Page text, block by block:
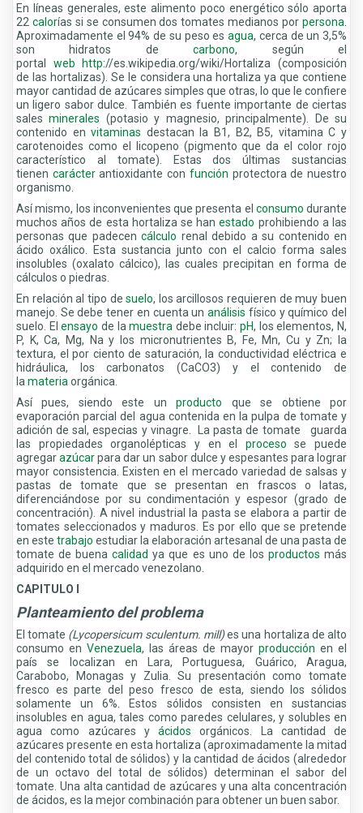
En líneas generales, este alimento poco energético sólo aporta
22 calorías si se consumen dos tomates medianos porpersona
Aproximadamente el 94% de su peso esagua, cerca de un 3,5%
son hidratos decarbono, según el
portal web http://es.wikipedia.org/wiki/Hortaliza (composición
de las hortalizas). Se le considera una hortaliza ya que contiene
mayor cantidad de azúcares simples que otras, lo que le confiere
un ligero sabor dulce. También es fuente importante de ciertas
salesminerales (potasio y magnesio, principalmente). De su
contenido envitaminas destacan la B1, B2, B5, vitamina C y
carotenoides como el licopeno (pigmento que da el color rojo
característico al tomate). Estas dos últimas sustancias
tienen carácterantioxidante con función protectora de nuestro
organismo.
Así mismo, los inconvenientes que presenta el consumo durante
muchos años de esta hortaliza se hanestado prohibiendo a las
personas que padecencálculo renal debido a su contenido en
ácido oxálico. Esta sustancia junto con el calcio forma sales
insolubles (oxalato cálcico), las cuales precipitan en forma de
cálculos o piedras.
En relación al tipo desuelo, los arcillosos requieren de muy buen
manejo. Se debe tener en cuenta unanálisis físico y químico del
suelo. Elensayo de lamuestra debe incluir:pH, los elementos, N,
P, K, Ca, Mg, Na y los micronutrientes B, Fe, Mn, Cu y Zn; la
textura, el por ciento de saturación, la conductividad eléctrica e
hidráulica, los carbonatos (CaCO3) y el contenido de
la materia orgánica.
Así pues, siendo este unproducto que se obtiene por
evaporación parcial del agua contenida en la pulpa de tomate y
adición de sal, especias y vinagre. La pasta de tomate guarda
las propiedades organolépticas y en el proceso se puede
agregarazúcarpara dar un sabor dulce y espesantes para lograr
mayor consistencia. Existen en el mercado variedad de salsas y
pastas de tomate que se presentan en frascos o latas,
diferenciándose por su condimentación y espesor (grado de
concentración). A nivel industrial la pasta se elabora a partir de
tomates seleccionados y maduros. Es por ello que se pretende
en este trabajo estudiar la elaboración artesanal de una pasta de
tomate de buenacalidad ya que es uno de los productos más
adquirido en el mercado venezolano.
CAPITULO I
Planteamiento del problema
El tomate (Lycopersicum sculentum. mill)es una hortaliza de alto
consumo en Venezuela, las áreas de mayor producción en el
país se localizan en Lara, Portuguesa, Guárico, Aragua,
Carabobo, Monagas y Zulia. Su presentación como tomate
fresco es parte del peso fresco de esta, siendo los sólidos
solamente un 6%. Estos sólidos consisten en sustancias
insolubles en agua, tales como paredes celulares, y solubles en
agua como azúcares y ácidos orgánicos. La cantidad de
azúcares presente en esta hortaliza (aproximadamente la mitad
del contenido total de sólidos) y la cantidad de ácidos (alrededor
de un octavo del total de sólidos) determinan el sabor del
tomate. Una alta cantidad de azúcares y una alta concentración
de ácidos, es la mejor combinación para obtener un buen sabor.